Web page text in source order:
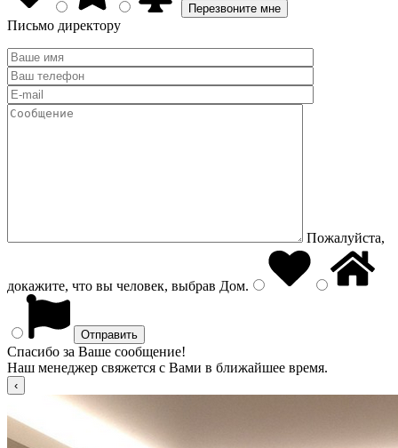
Письмо директору
Пожалуйста,
докажите, что вы человек, выбрав Дом.
Спасибо за Ваше сообщение!
Наш менеджер свяжется с Вами в ближайшее время.